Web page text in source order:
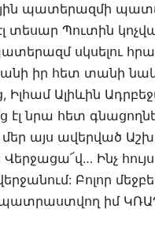
պատերազմի
տեսար Պուտին
սկսելու
իր հետ տանի նաև
Իլհամ Ալիևին
նրա հետ
այս ավերված
Ինչ
Բոլոր
իմ